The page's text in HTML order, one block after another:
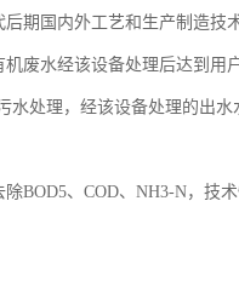
期国内外工艺和生产制造技
废水经该设备处理后达到用
处理，经该设备处理的出
BOD5、COD、NH3-N，技